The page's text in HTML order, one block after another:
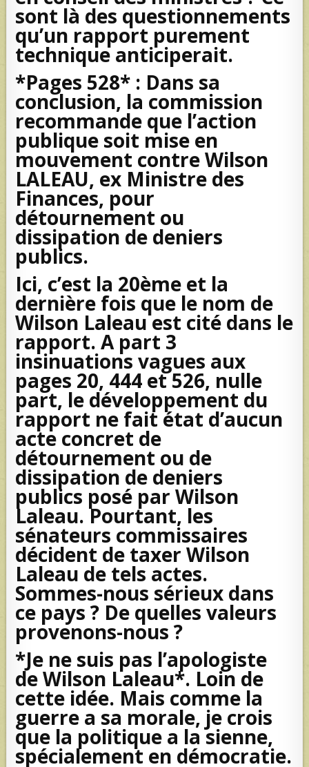
sont là des questionnements
qu’un rapport purement
technique anticiperait.
*Pages 528* : Dans sa
conclusion, la commission
recommande que l’action
publique soit mise en
mouvement contre Wilson
LALEAU, ex Ministre des
Finances, pour
détournement ou
dissipation de deniers
publics.
Ici, c’est la 20ème et la
dernière fois que le nom de
Wilson Laleau est cité dans le
rapport. A part 3
insinuations vagues aux
pages 20, 444 et 526, nulle
part, le développement du
rapport ne fait état d’aucun
acte concret de
détournement ou de
dissipation de deniers
publics posé par Wilson
Laleau. Pourtant, les
sénateurs commissaires
décident de taxer Wilson
Laleau de tels actes.
Sommes-nous sérieux dans
ce pays ? De quelles valeurs
provenons-nous ?
*Je ne suis pas l’apologiste
de Wilson Laleau*. Loin de
cette idée. Mais comme la
guerre a sa morale, je crois
que la politique a la sienne,
spécialement en démocratie.